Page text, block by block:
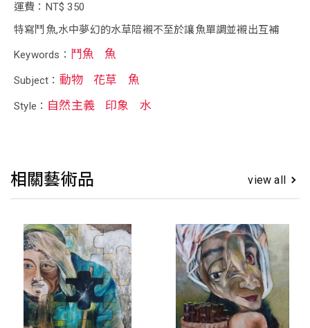
運費：NT$ 350
特寫鬥魚,水中夢幻的水草陪襯不至於讓魚單調並襯出互補
Keywords： 鬥魚 魚
Subject： 動物 花草 魚
Style： 自然主義 印象 水
相關藝術品 view all